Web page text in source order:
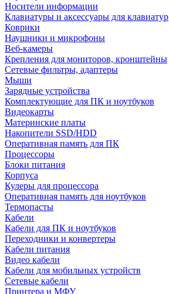
Носители информации
Клавиатуры и аксессуары для клавиатур
Коврики
Наушники и микрофоны
Веб-камеры
Крепления для мониторов, кронштейны
Сетевые фильтры, адаптеры
Мыши
Зарядные устройства
Комплектующие для ПК и ноутбуков
Видеокарты
Материнские платы
Накопители SSD/HDD
Оперативная память для ПК
Процессоры
Блоки питания
Корпуса
Кулеры для процессора
Оперативная память для ноутбуков
Термопасты
Кабели
Кабели для ПК и ноутбуков
Переходники и конвертеры
Кабели питания
Видео кабели
Кабели для мобильных устройств
Сетевые кабели
Принтера и МФУ